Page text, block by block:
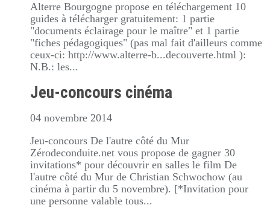
Alterre Bourgogne propose en téléchargement 10
guides à télécharger gratuitement: 1 partie
"documents éclairage pour le maître" et 1 partie
"fiches pédagogiques" (pas mal fait d'ailleurs comme
ceux-ci: http://www.alterre-b...decouverte.html ):
N.B.: les...
Jeu-concours cinéma
04 novembre 2014
Jeu-concours De l'autre côté du Mur
Zérodeconduite.net vous propose de gagner 30
invitations* pour découvrir en salles le film De
l'autre côté du Mur de Christian Schwochow (au
cinéma à partir du 5 novembre). [*Invitation pour
une personne valable tous...